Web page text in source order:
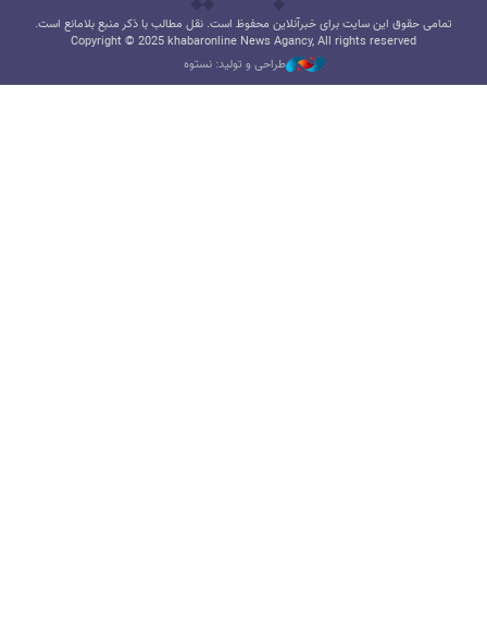
تمامی حقوق این سایت برای خبرآنلاین محفوظ است. نقل مطالب با ذکر منبع بلامانع است.
Copyright © 2025 khabaronline News Agancy, All rights reserved
طراحی و تولید: نستوه